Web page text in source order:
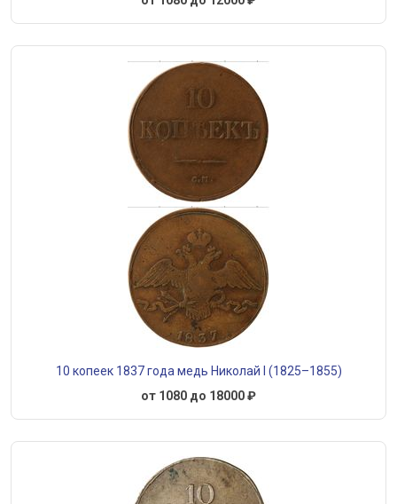
10 копеек 1837 года медь Николай I (1825–1855)
от 1080 до 18000 ₽